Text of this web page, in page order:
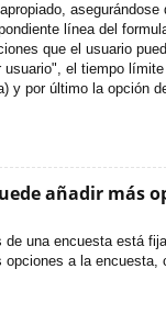
línea del
que el usuario
usuario", el tiempo
y por último la opción
añadir más
una encuesta está
opciones a la encuesta,